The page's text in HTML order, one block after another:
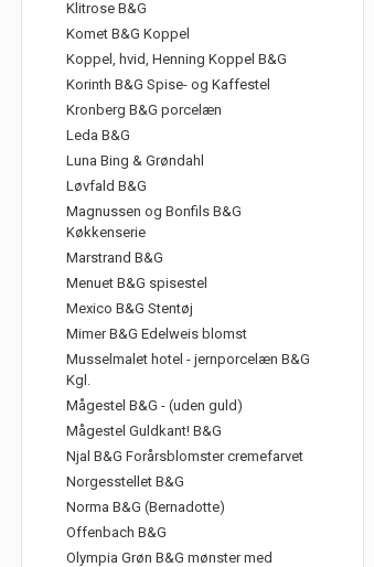
Klitrose B&G
Komet B&G Koppel
Koppel, hvid, Henning Koppel B&G
Korinth B&G Spise- og Kaffestel
Kronberg B&G porcelæn
Leda B&G
Luna Bing & Grøndahl
Løvfald B&G
Magnussen og Bonfils B&G
Køkkenserie
Marstrand B&G
Menuet B&G spisestel
Mexico B&G Stentøj
Mimer B&G Edelweis blomst
Musselmalet hotel - jernporcelæn B&G
Kgl.
Mågestel B&G - (uden guld)
Mågestel Guldkant! B&G
Njal B&G Forårsblomster cremefarvet
Norgesstellet B&G
Norma B&G (Bernadotte)
Offenbach B&G
Olympia Grøn B&G mønster med